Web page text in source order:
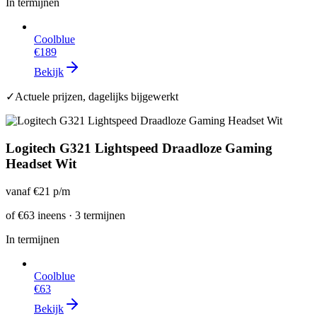
In termijnen
Coolblue
€189
Bekijk
✓Actuele prijzen, dagelijks bijgewerkt
Logitech G321 Lightspeed Draadloze Gaming
Headset Wit
vanaf€21 p/m
of€63 ineens · 3 termijnen
In termijnen
Coolblue
€63
Bekijk